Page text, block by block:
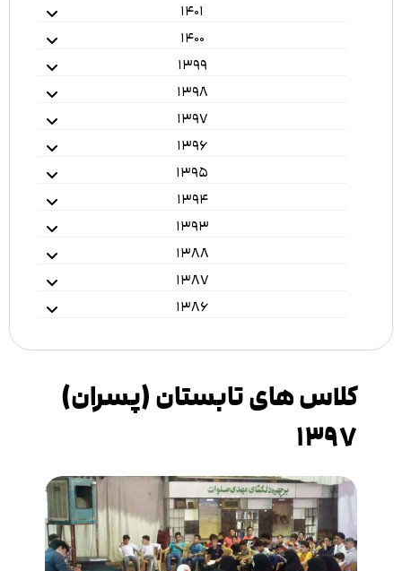
۱۴۰۱
۱۴۰۰
۱۳۹۹
۱۳۹۸
۱۳۹۷
۱۳۹۶
۱۳۹۵
۱۳۹۴
۱۳۹۳
۱۳۸۸
۱۳۸۷
۱۳۸۶
کلاس های تابستان (پسران)
۱۳۹۷